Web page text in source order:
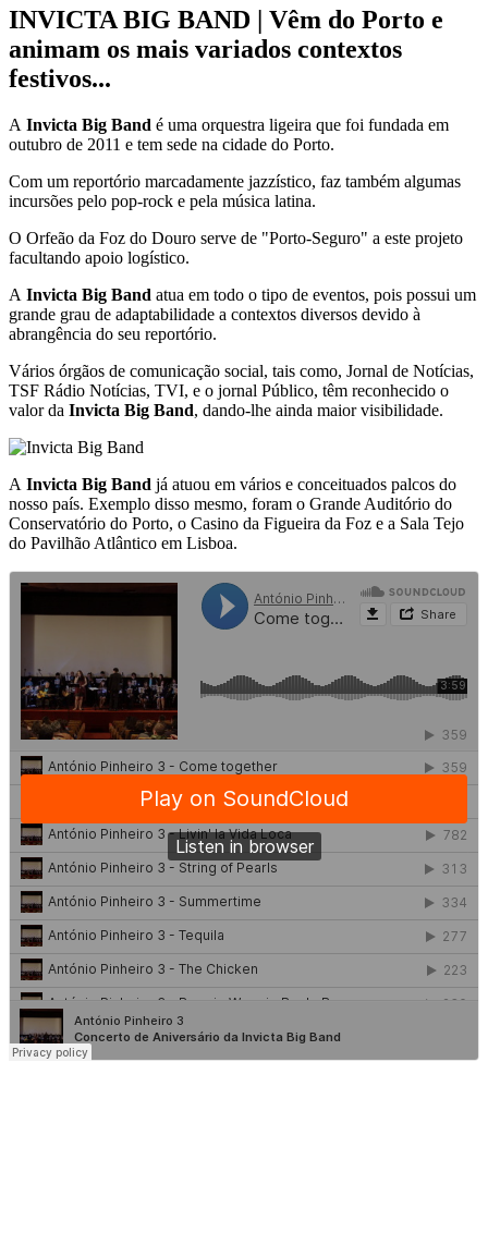
INVICTA BIG BAND | Vêm do Porto e
animam os mais variados contextos
festivos...
A Invicta Big Band é uma orquestra ligeira que foi fundada em
outubro de 2011 e tem sede na cidade do Porto.
Com um reportório marcadamente jazzístico, faz também algumas
incursões pelo pop-rock e pela música latina.
O Orfeão da Foz do Douro serve de "Porto-Seguro" a este projeto
facultando apoio logístico.
A Invicta Big Band atua em todo o tipo de eventos, pois possui um
grande grau de adaptabilidade a contextos diversos devido à
abrangência do seu reportório.
Vários órgãos de comunicação social, tais como, Jornal de Notícias,
TSF Rádio Notícias, TVI, e o jornal Público, têm reconhecido o
valor da Invicta Big Band, dando-lhe ainda maior visibilidade.
A Invicta Big Band já atuou em vários e conceituados palcos do
nosso país. Exemplo disso mesmo, foram o Grande Auditório do
Conservatório do Porto, o Casino da Figueira da Foz e a Sala Tejo
do Pavilhão Atlântico em Lisboa.